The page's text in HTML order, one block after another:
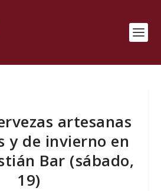
artesanas
y de invierno en
Bar (sábado,
19)